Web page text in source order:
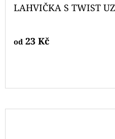
LAHVIČKA S TWIST
od23 Kč